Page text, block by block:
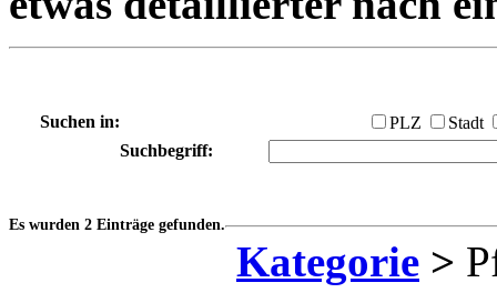
Suchen in: PLZ
Stadt
Suchbegriff:
Es wurden 2 Einträge gefunden.
Kategorie >